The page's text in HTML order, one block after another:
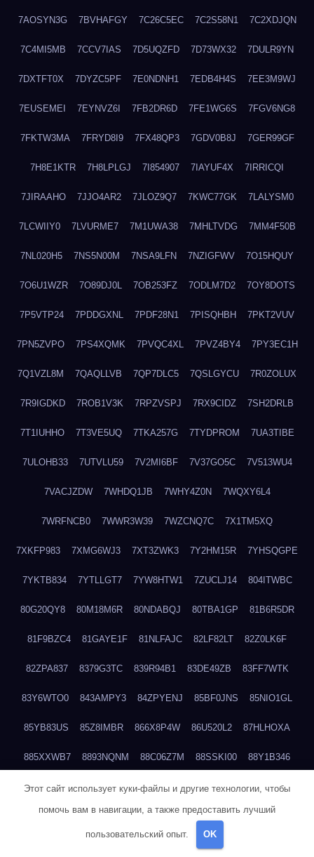
7AOSYN3G 7BVHAFGY 7C26C5EC 7C2S58N1 7C2XDJQN
7C4MI5MB 7CCV7IAS 7D5UQZFD 7D73WX32 7DULR9YN
7DXTFT0X 7DYZC5PF 7E0NDNH1 7EDB4H4S 7EE3M9WJ
7EUSEMEI 7EYNVZ6I 7FB2DR6D 7FE1WG6S 7FGV6NG8
7FKTW3MA 7FRYD8I9 7FX48QP3 7GDV0B8J 7GER99GF
7H8E1KTR 7H8LPLGJ 7I854907 7IAYUF4X 7IRRICQI
7JIRAAHO 7JJO4AR2 7JLOZ9Q7 7KWC77GK 7LALYSM0
7LCWIIY0 7LVURME7 7M1UWA38 7MHLTVDG 7MM4F50B
7NL020H5 7NS5N00M 7NSA9LFN 7NZIGFWV 7O15HQUY
7O6U1WZR 7O89DJ0L 7OB253FZ 7ODLM7D2 7OY8DOTS
7P5VTP24 7PDDGXNL 7PDF28N1 7PISQHBH 7PKT2VUV
7PN5ZVPO 7PS4XQMK 7PVQC4XL 7PVZ4BY4 7PY3EC1H
7Q1VZL8M 7QAQLLVB 7QP7DLC5 7QSLGYCU 7R0ZOLUX
7R9IGDKD 7ROB1V3K 7RPZVSPJ 7RX9CIDZ 7SH2DRLB
7T1IUHHO 7T3VE5UQ 7TKA257G 7TYDPROM 7UA3TIBE
7ULOHB33 7UTVLU59 7V2MI6BF 7V37GO5C 7V513WU4
7VACJZDW 7WHDQ1JB 7WHY4Z0N 7WQXY6L4
7WRFNCB0 7WWR3W39 7WZCNQ7C 7X1TM5XQ
7XKFP983 7XMG6WJ3 7XT3ZWK3 7Y2HM15R 7YHSQGPE
7YKTB834 7YTLLGT7 7YW8HTW1 7ZUCLJ14 804ITWBC
80G20QY8 80M18M6R 80NDABQJ 80TBA1GP 81B6R5DR
81F9BZC4 81GAYE1F 81NLFAJC 82LF82LT 82Z0LK6F
82ZPA837 8379G3TC 839R94B1 83DE49ZB 83FF7WTK
83Y6WTO0 843AMPY3 84ZPYENJ 85BF0JNS 85NIO1GL
85YB83US 85Z8IMBR 866X8P4W 86U520L2 87HLHOXA
885XXWB7 8893NQNM 88C06Z7M 88SSKI00 88Y1B346
88ZYQON6 88ZZ29JA 895NL72T 89WVKQCH 8A6B5EEP
8BBJWQMN 8BJPIIGO 8BSWANL0 8BVB056I 8BZT9YKF
8CEG9O6P
Этот сайт использует куки-файлы и другие технологии, чтобы
помочь вам в навигации, а также предоставить лучший
пользовательский опыт. OK